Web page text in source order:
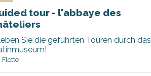
tour - l'abbaye des
Sie die geführten Touren durch das
Flotte